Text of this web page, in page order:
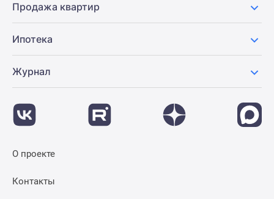
Продажа квартир
Ипотека
Журнал
О проекте
Контакты